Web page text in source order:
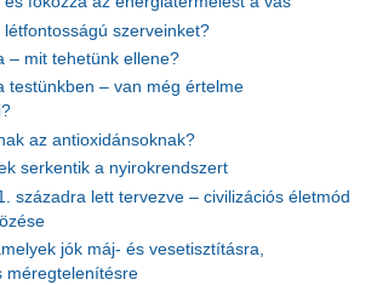
szerveinket?
– mit tehetünk ellene?
testünkben – van még értelme
az antioxidánsoknak?
serkentik a nyirokrendszert
századra lett tervezve – civilizációs életmód
jók máj- és vesetisztításra,
méregtelenítésre